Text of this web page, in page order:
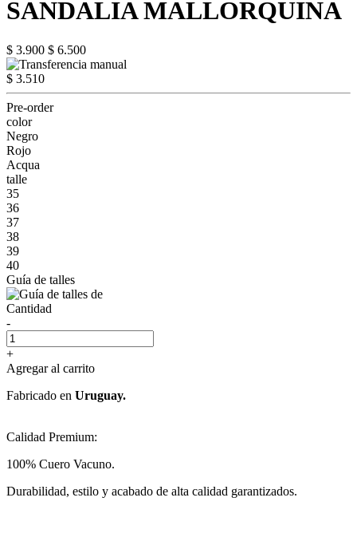
SANDALIA MALLORQUINA
$ 3.900 $ 6.500
$ 3.510
Pre-order
color
Negro
Rojo
Acqua
talle
35
36
37
38
39
40
Guía de talles
Cantidad
-
+
Agregar al carrito
Fabricado en Uruguay.
Calidad Premium:
100% Cuero Vacuno.
Durabilidad, estilo y acabado de alta calidad garantizados.